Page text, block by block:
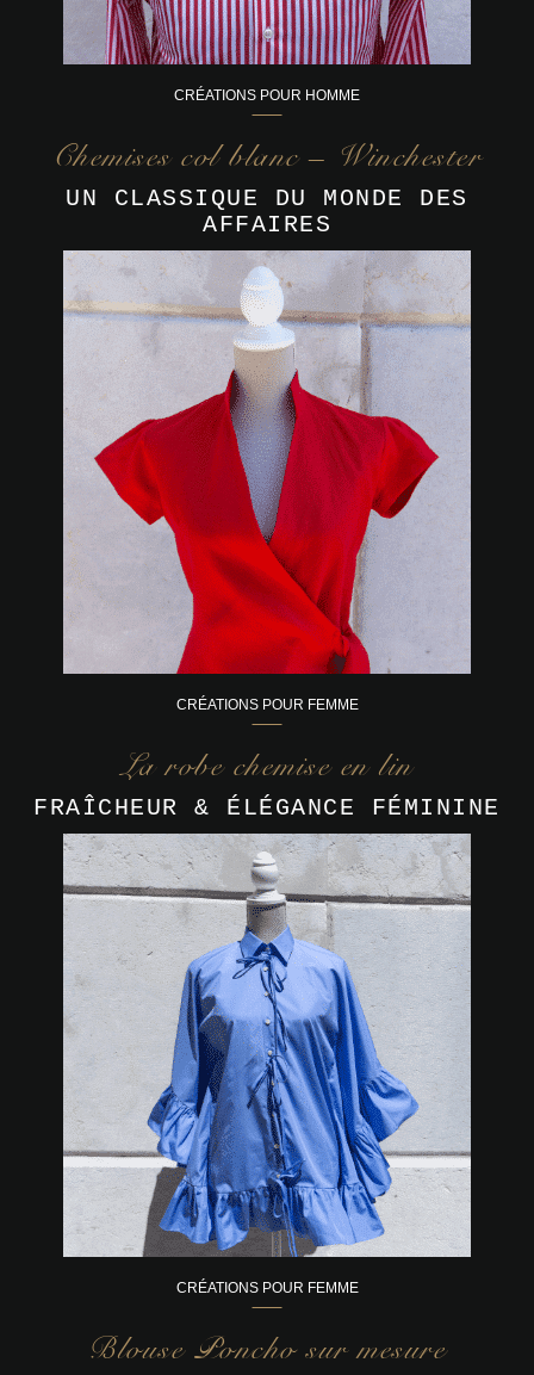
CRÉATIONS POUR HOMME
Chemises col blanc – Winchester
UN CLASSIQUE DU MONDE DES
AFFAIRES
CRÉATIONS POUR FEMME
La robe chemise en lin
FRAÎCHEUR & ÉLÉGANCE FÉMININE
CRÉATIONS POUR FEMME
Blouse Poncho sur mesure